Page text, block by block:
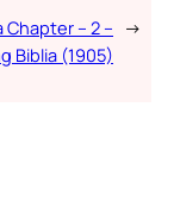
Chapter – 2 –
Biblia (1905)
→